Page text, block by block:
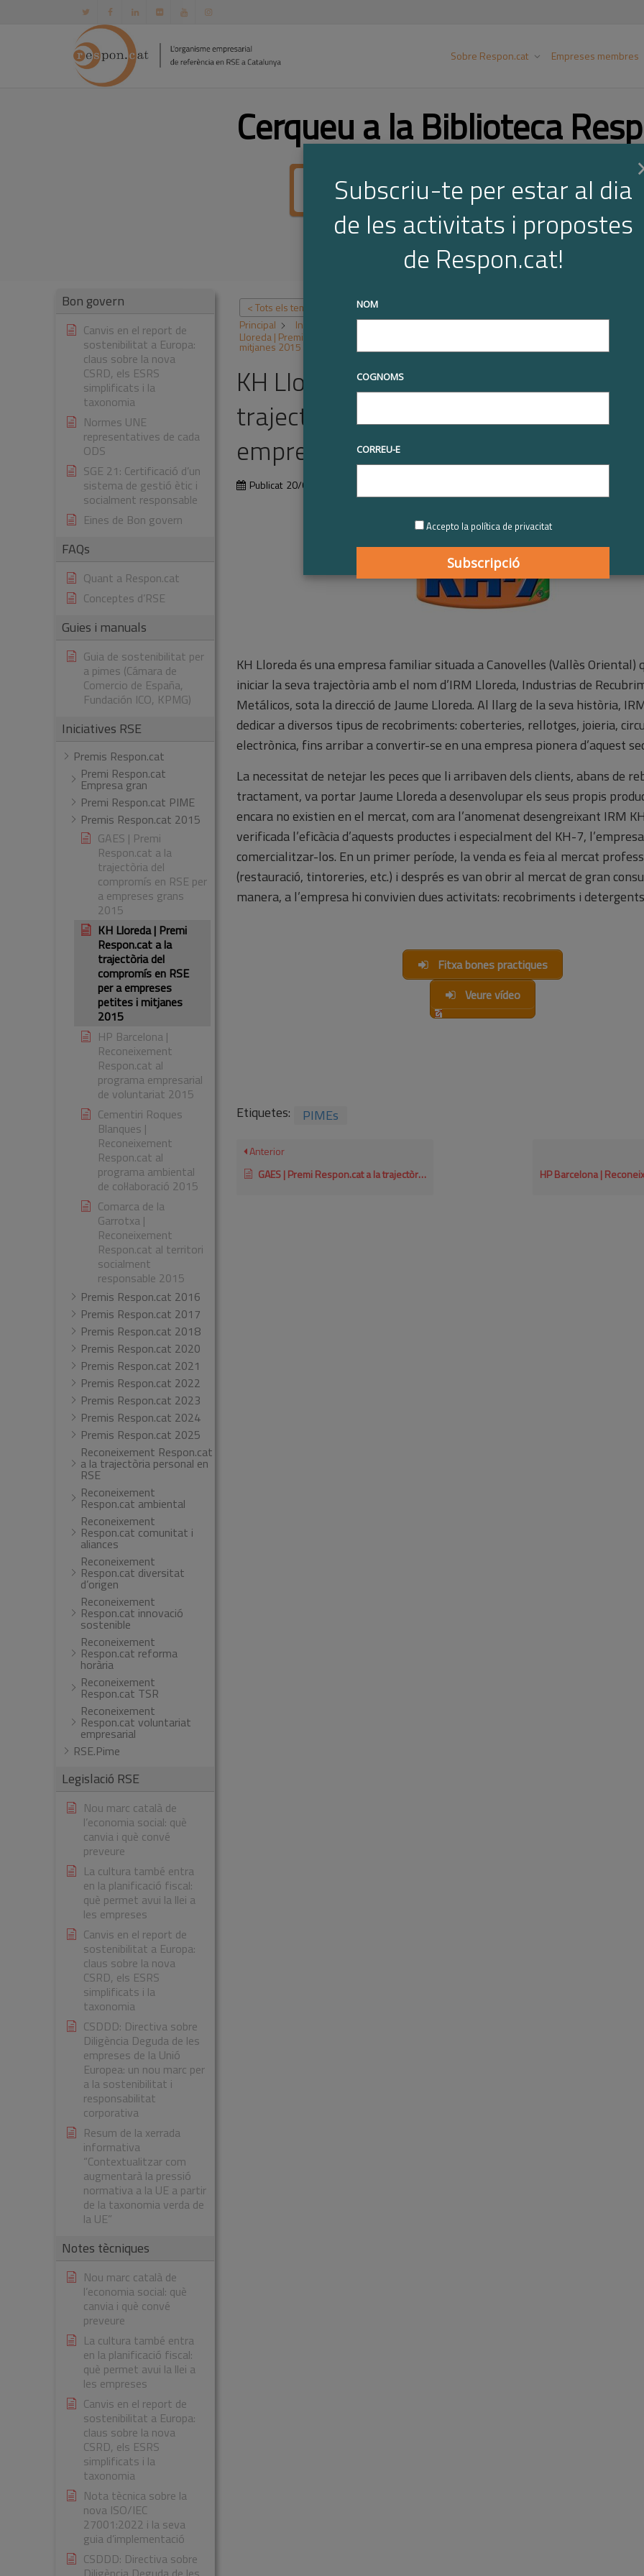
Sobre Respon.cat Empreses membres
Cerqueu a la Biblioteca
Bon govern
Canvis en el report de
sostenibilitat a Europa:
claus sobre la nova
CSRD, els ESRS
simplificats i la
taxonomia
Normes UNE
representatives de cada
ODS
SGE 21: Certificació d’un
sistema de gestió ètic i
socialment responsable
Eines de Bon govern
FAQs
Quant a Respon.cat
Conceptes d’RSE
Guies i manuals
Guia de sostenibilitat per
a pimes (Cámara de
Comercio de España,
Fundación ICO, KPMG)
Iniciatives RSE
Premis Respon.cat
Premi Respon.cat
Empresa gran
Premi Respon.cat PIME
Premis Respon.cat 2015
GAES | Premi
Respon.cat a la
trajectòria del
compromís en RSE per
a empreses grans
2015
KH Lloreda | Premi
Respon.cat a la
trajectòria del
compromís en RSE
per a empreses
petites i mitjanes
2015
HP Barcelona |
Reconeixement
Respon.cat al
programa empresarial
de voluntariat 2015
Cementiri Roques
Blanques |
Reconeixement
Respon.cat al
programa ambiental
de col·laboració 2015
Comarca de la
Garrotxa |
Reconeixement
Respon.cat al territori
socialment
responsable 2015
Premis Respon.cat 2016
Premis Respon.cat 2017
Premis Respon.cat 2018
Premis Respon.cat 2020
Premis Respon.cat 2021
Premis Respon.cat 2022
Premis Respon.cat 2023
Premis Respon.cat 2024
Premis Respon.cat 2025
Reconeixement Respon.cat
a la trajectòria personal en
RSE
Reconeixement
Respon.cat ambiental
Reconeixement
Respon.cat comunitat i
aliances
Reconeixement
Respon.cat diversitat
d’origen
Reconeixement
Respon.cat innovació
sostenible
Reconeixement
Respon.cat reforma
horària
Reconeixement
Respon.cat TSR
Reconeixement
Respon.cat voluntariat
empresarial
RSE.Pime
Legislació RSE
Nou marc català de
l’economia social: què
canvia i què convé
preveure
La cultura també entra
en la planificació fiscal:
què permet avui la llei a
les empreses
Canvis en el report de
sostenibilitat a Europa:
claus sobre la nova
CSRD, els ESRS
simplificats i la
taxonomia
CSDDD: Directiva sobre
Diligència Deguda de les
empreses de la Unió
Europea: un nou marc per
a la sostenibilitat i
responsabilitat
corporativa
Resum de la xerrada
informativa
“Contextualitzar com
augmentarà la pressió
normativa a la UE a partir
de la taxonomia verda de
la UE”
Notes tècniques
Nou marc català de
l’economia social: què
canvia i què convé
preveure
La cultura també entra
en la planificació fiscal:
què permet avui la llei a
les empreses
Canvis en el report de
sostenibilitat a Europa:
claus sobre la nova
CSRD, els ESRS
simplificats i la
taxonomia
Nota tècnica sobre la
nova ISO/IEC
27001:2022 i la seva
guia d’implementació
CSDDD: Directiva sobre
< Tots els temes
Principal
Iniciatives RSE Premis Respon.cat Premis Respon.cat 2015 KH
Lloreda | Premi Respon.cat a la trajectòria del compromís en RSE per a empreses petites i
mitjanes 2015
KH Lloreda | Premi Respon.cat a la
trajectòria del compromís en RSE per a
empreses petites i mitjanes 2015
Publicat 20/01/2016
KH Lloreda és una empresa familiar situada a Canovelles (Vallès Oriental)
iniciar la seva trajectòria amb el nom d’IRM Lloreda, Industrias de
Metálicos, sota la direcció de Jaume Lloreda. Al llarg de la seva història,
dedicar a diversos tipus de recobriments: coberteries, rellotges, joieria,
electrònica, fins arribar a convertir-se en una empresa pionera d’aquest
La necessitat de netejar les peces que li arribaven dels clients, abans de
tractament, va portar Jaume Lloreda a desenvolupar els seus propis
encara no existien en el mercat, com ara l’anomenat desengreixant IRM
verificada l’eficàcia d’aquests productes i especialment del KH-7,
comercialitzar-los. En un primer període, la venda es feia al mercat
(restauració, tintoreries, etc.) i després es van obrir al mercat de gran
manera, a l’empresa hi convivien dues activitats: recobriments i
Fitxa bones practiques
Veure vídeo
Etiquetes: PIMEs
Anterior
GAES | Premi Respon.cat a la trajectòria del compromís en RSE per a empreses grans 2015
Subscriu-te per estar al dia
de les activitats i propostes
de Respon.cat!
NOM
COGNOMS
CORREU-E
Accepto la política de privacitat